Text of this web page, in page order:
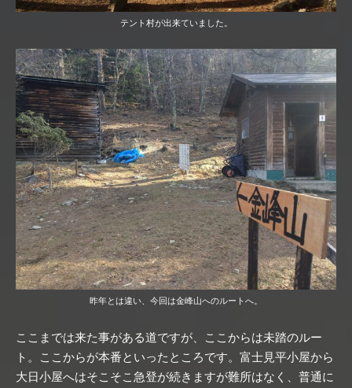
テント村が出来ていました。
昨年とは違い、今回は金峰山へのルートへ。
ここまでは来た事がある道ですが、ここからは未踏のルー
ト。ここからが本番といったところです。富士見平小屋から
大日小屋へはそこそこ急登が続きますが難所はなく、普通に